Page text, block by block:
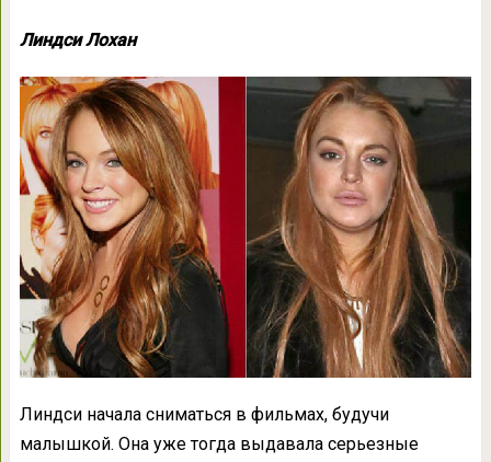
Линдси Лохан
Линдси начала сниматься в фильмах, будучи
малышкой. Она уже тогда выдавала серьезные